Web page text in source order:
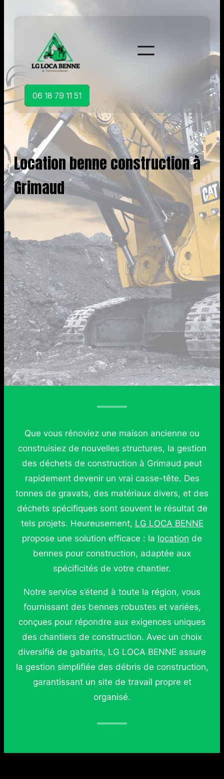
06 18 79 11 51
Location benne construction à
Grimaud
Que vous rénoviez une maison ancienne ou
construisiez de nouvelles structures, la gestion
des déchets de construction à Grimaud peut
rapidement devenir un vrai casse-tête. Des
tonnes de gravats, des matériaux divers, et des
déchets spécifiques sont souvent le résultat de
tels projets. Heureusement, LG LOCA BENNE
propose une solution efficace : la location de
bennes pour construction, adaptée aux
spécificités de votre chantier.
Notre service s’étend à toute la région, vous
fournissant des bennes robustes et variées,
conçues pour répondre aux exigences uniques
des chantiers de construction. Avec un choix
diversifié de gabarits, LG LOCA BENNE assure
la gestion simplifiée des débris de construction,
garantissant un site de travail propre et
organisé.